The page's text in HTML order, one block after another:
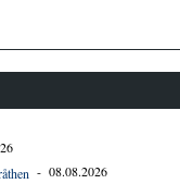
- 08.08.2026